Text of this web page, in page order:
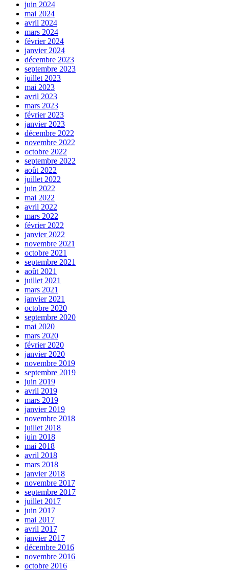
juin 2024
mai 2024
avril 2024
mars 2024
février 2024
janvier 2024
décembre 2023
septembre 2023
juillet 2023
mai 2023
avril 2023
mars 2023
février 2023
janvier 2023
décembre 2022
novembre 2022
octobre 2022
septembre 2022
août 2022
juillet 2022
juin 2022
mai 2022
avril 2022
mars 2022
février 2022
janvier 2022
novembre 2021
octobre 2021
septembre 2021
août 2021
juillet 2021
mars 2021
janvier 2021
octobre 2020
septembre 2020
mai 2020
mars 2020
février 2020
janvier 2020
novembre 2019
septembre 2019
juin 2019
avril 2019
mars 2019
janvier 2019
novembre 2018
juillet 2018
juin 2018
mai 2018
avril 2018
mars 2018
janvier 2018
novembre 2017
septembre 2017
juillet 2017
juin 2017
mai 2017
avril 2017
janvier 2017
décembre 2016
novembre 2016
octobre 2016